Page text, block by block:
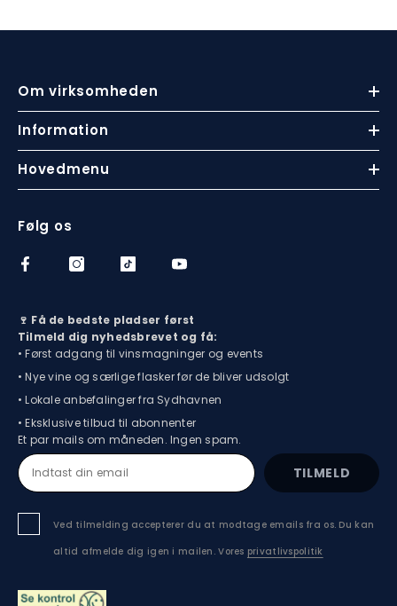
Om virksomheden
Information
Hovedmenu
Følg os
🍷 Få de bedste pladser først
Tilmeld dig nyhedsbrevet og få:
• Først adgang til vinsmagninger og events
• Nye vine og særlige flasker før de bliver udsolgt
• Lokale anbefalinger fra Sydhavnen
• Eksklusive tilbud til abonnenter
Et par mails om måneden. Ingen spam.
TILMELD
Ved tilmelding accepterer du at modtage emails fra os. Du kan
altid afmelde dig igen i mailen. Vores privatlivspolitik